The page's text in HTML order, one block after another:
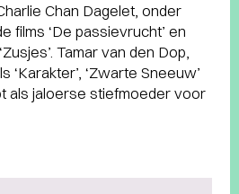
Chan Dagelet, onder
films ‘De passievrucht’ en
Tamar van den Dop,
‘Karakter’, ‘Zwarte Sneeuw’
als jaloerse stiefmoeder voor